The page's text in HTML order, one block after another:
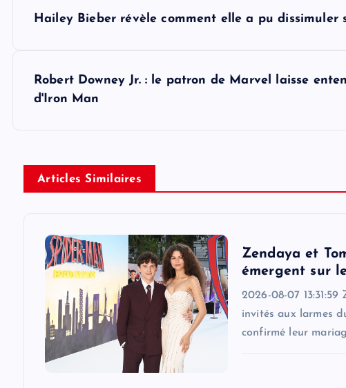
n
a
Hailey Bieber révèle comment elle a pu dissimuler
Robert Downey Jr. : le patron de Marvel laisse
d'Iron Man
Articles Similaires
Zendaya et
émergent sur
2026-08-07
invités aux larmes
confirmé leur